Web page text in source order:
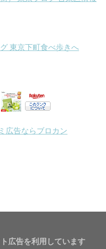
広告を利用しています